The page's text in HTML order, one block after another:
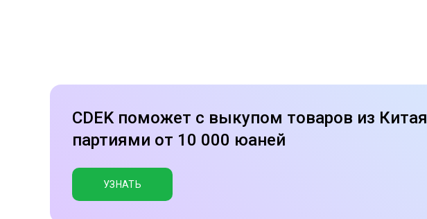
CDEK поможет с выкупом товаров из Китая
партиями от 10 000 юаней
УЗНАТЬ